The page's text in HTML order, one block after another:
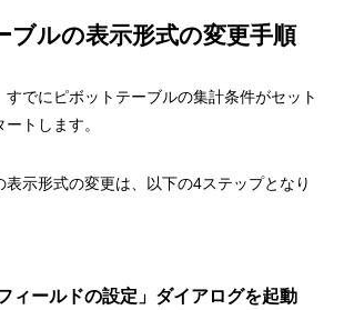
ブルの表示形式の変更手順
すでに ピボットテーブルの集計条件がセット
トします。
表示形式の変更は、以下の4ステップとなり
ィールドの設定」ダイアログを起動